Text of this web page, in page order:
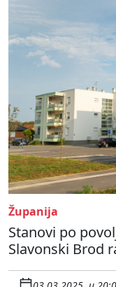
Županija
Stanovi po
Slavonski Brod